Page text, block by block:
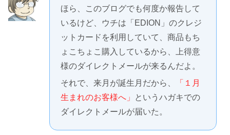
ほら、このブログでも何度か報告して
いるけど、ウチは「EDION」のクレジ
ットカードを利用していて、商品もち
ょこちょこ購入しているから、上得意
様のダイレクトメールが来るんだよ。
それで、来月が誕生月だから、
「１月
生まれのお客様へ」
というハガキでの
ダイレクトメールが届いた。